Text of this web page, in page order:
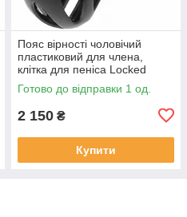
Пояс вірності чоловічий
пластиковий для члена,
клітка для пеніса Locked
Silent Keep 7,5 см
Готово до відправки 1 од.
2 150 ₴
Купити